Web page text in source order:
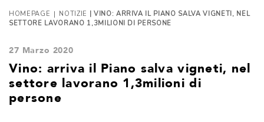
HOMEPAGE | NOTIZIE
| VINO: ARRIVA IL PIANO SALVA VIGNETI, NEL
SETTORE LAVORANO 1,3MILIONI DI PERSONE
27 Marzo 2020
Vino: arriva il Piano salva vigneti, nel
settore lavorano 1,3milioni di
persone